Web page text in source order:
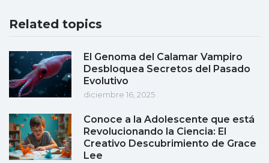
Related topics
El Genoma del Calamar Vampiro
Desbloquea Secretos del Pasado
Evolutivo
diciembre 16, 2025
Conoce a la Adolescente que está
Revolucionando la Ciencia: El
Creativo Descubrimiento de Grace
Lee